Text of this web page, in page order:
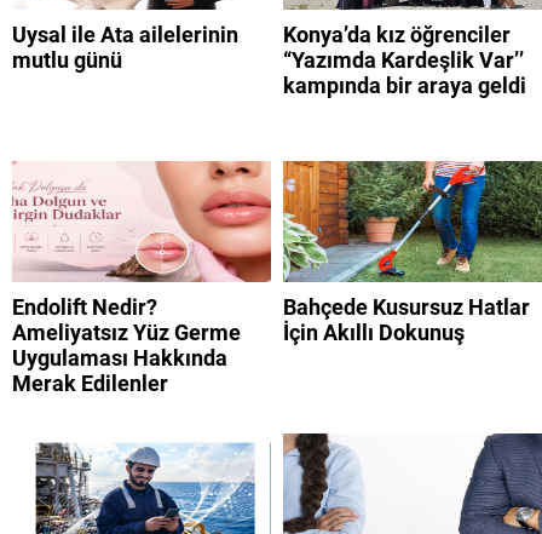
Uysal ile Ata ailelerinin
mutlu günü
Konya’da kız öğrenciler
“Yazımda Kardeşlik Var’’
kampında bir araya geldi
Endolift Nedir?
Ameliyatsız Yüz Germe
Uygulaması Hakkında
Merak Edilenler
Bahçede Kusursuz Hatlar
İçin Akıllı Dokunuş